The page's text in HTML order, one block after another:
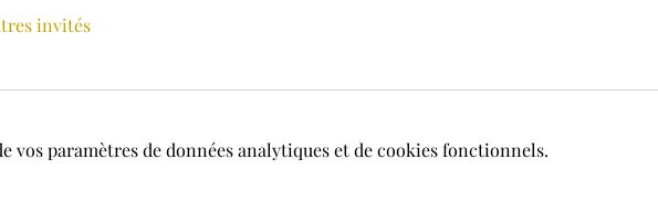
invités
vos paramètres de données analytiques et de cookies fonctionnels.